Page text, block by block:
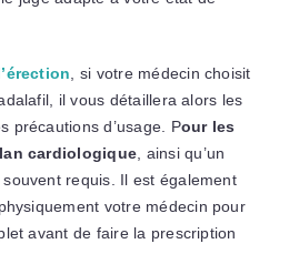
, si votre médecin choisit
il vous détaillera alors les
précautions d’usage. Pour les
cardiologique , ainsi qu’un
requis. Il est également
votre médecin pour
avant de faire la prescription